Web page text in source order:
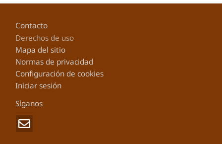
Footer
Contacto
Derechos de uso
Mapa del sitio
Normas de privacidad
Configuración de cookies
Iniciar sesión
Síganos